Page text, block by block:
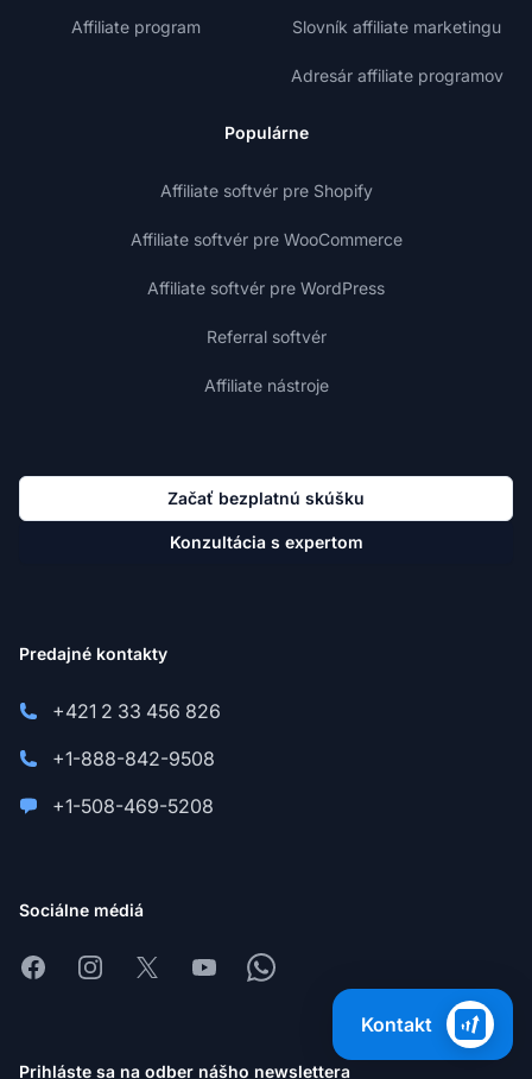
Affiliate program Slovník affiliate marketingu
Adresár affiliate programov
Populárne
Affiliate softvér pre Shopify
Affiliate softvér pre WooCommerce
Affiliate softvér pre WordPress
Referral softvér
Affiliate nástroje
Začať bezplatnú skúšku
Konzultácia s expertom
Predajné kontakty
+421 2 33 456 826
+1-888-842-9508
+1-508-469-5208
Sociálne médiá
FacebookInstagram
X YoutubeWhatsapp
Prihláste sa na odber nášho newslettera
Kontakt